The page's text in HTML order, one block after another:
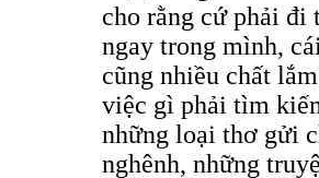
cho rằng cứ phải đi
ngay trong mình,
cũng nhiều chất
việc gì phải tìm
những loại thơ gửi
nghênh, những